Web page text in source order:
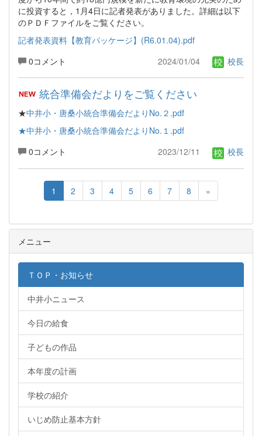
に投資すると，1月4日に記者発表がありました。詳細は以下
のＰＤＦファイルをご覧ください。
記者発表資料【教育パッケージ】(R6.01.04).pdf
0コメント
2024/01/04 校長
統合準備会だよりをご覧ください
★中井小・唐桑小統合準備会だよりNo.２.pdf
★中井小・唐桑小統合準備会だよりNo.１.pdf
0コメント
2023/12/11 校長
1 2 3 4 5 6 7 8 »
メニュー
ＴＯＰ・お知らせ
中井小ニュース
今日の給食
子どもの作品
本年度の計画
学校の紹介
いじめ防止基本方針